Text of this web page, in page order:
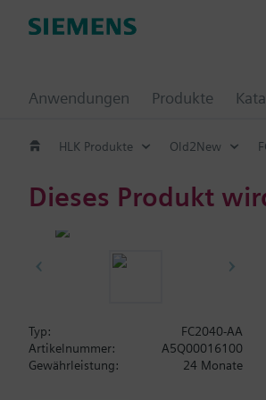
Anwendungen Produkte
HLK Produkte Old2New
Dieses Produkt
Typ:
FC2040-AA
Artikelnummer:
A5Q00016100
Gewährleistung:
24 Monate